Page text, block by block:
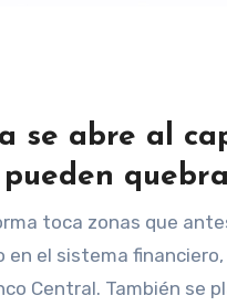
se abre al
toca zonas que
en el sistema
Central. También se